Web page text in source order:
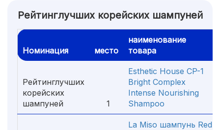
Рейтинглучших корейских шампуней
Номинация место
наименование
товара
Рейтинглучших
корейских
шампуней
1
Esthetic House CP-1
Bright Complex
Intense Nourishing
Shampoo
La Miso шампунь Red